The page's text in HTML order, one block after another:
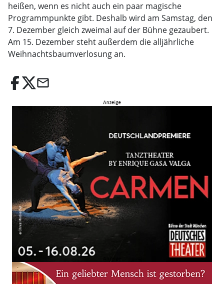
heißen, wenn es nicht auch ein paar magische
Programmpunkte gibt. Deshalb wird am Samstag, den
7. Dezember gleich zweimal auf der Bühne gezaubert.
Am 15. Dezember steht außerdem die alljährliche
Weihnachtsbaumverlosung an.
email